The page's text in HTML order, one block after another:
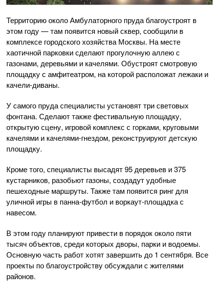
Территорию около Амбулаторного пруда благоустроят в
этом году — там появится новый сквер, сообщили в
комплексе городского хозяйства Москвы. На месте
хаотичной парковки сделают прогулочную аллею с
газонами, деревьями и качелями. Обустроят смотровую
площадку с амфитеатром, на которой расположат лежаки и
качели-диваны.
У самого пруда специалисты установят три световых
фонтана. Сделают также фестивальную площадку,
открытую сцену, игровой комплекс с горками, круговыми
качелями и качелями-гнездом, реконструируют детскую
площадку.
Кроме того, специалисты высадят 95 деревьев и 375
кустарников, разобьют газоны, создадут удобные
пешеходные маршруты. Также там появится ринг для
уличной игры в панна-футбол и воркаут-площадка с
навесом.
В этом году планируют привести в порядок около пяти
тысяч объектов, среди которых дворы, парки и водоемы.
Основную часть работ хотят завершить до 1 сентября. Все
проекты по благоустройству обсуждали с жителями
районов.